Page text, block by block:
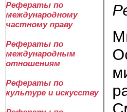
Рефераты по
международному
частному праву
Рефераты по
международным
отношениям
Рефераты по
культуре и искусству